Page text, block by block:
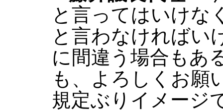
と言ってはいけな
と言わなければい
に間違う場合もあ
も、よろしくお願
規定ぶりイメージ